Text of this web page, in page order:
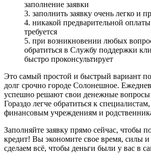
заполнение заявки
3. заполнить заявку очень легко и
4. никакой предварительной
требуется
5. при возникновении любых
обратиться в Службу поддержки
быстро проконсультирует
Это самый простой и быстрый вариант
долг срочно городе Солонешное.
успешно решают свои денежные вопросы
Гораздо легче обратиться к
финансовым учреждениям и
Заполняйте заявку прямо сейчас, чтобы
кредит! Вы экономите свое время, силы
сделаем всё, чтобы деньги были у вас в